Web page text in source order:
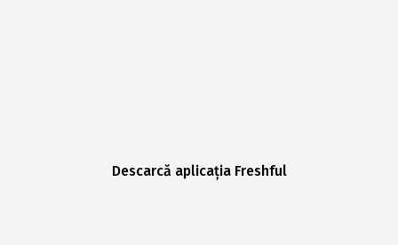
Descarcă aplicația Freshful